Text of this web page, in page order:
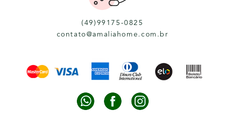
(49)99175-0825
contato@amaliahome.com.br